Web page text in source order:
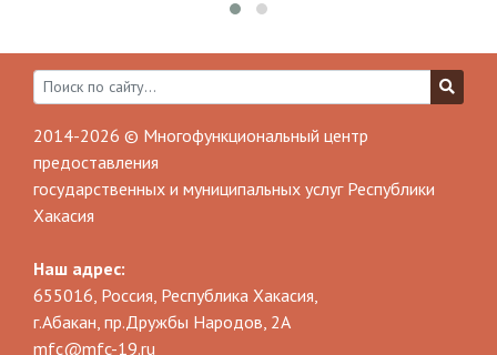
2014-2026 © Многофункциональный центр
предоставления
государственных и муниципальных услуг Республики
Хакасия
Наш адрес:
655016, Россия, Республика Хакасия,
г.Абакан, пр.Дружбы Народов, 2А
mfc@mfc-19.ru